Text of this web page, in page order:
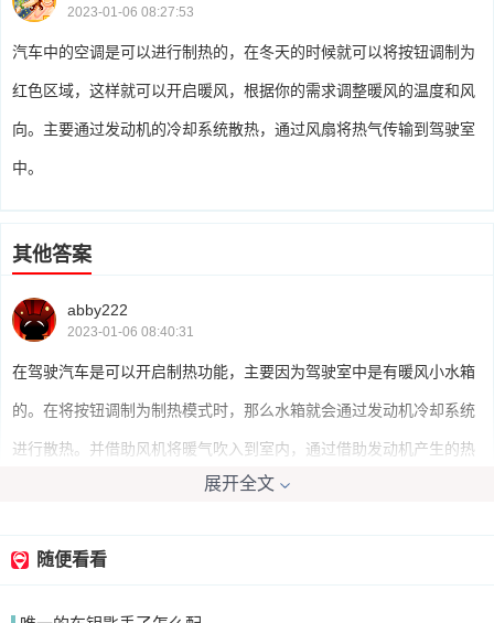
2023-01-06 08:27:53
汽车中的空调是可以进行制热的，在冬天的时候就可以将按钮调制为
红色区域，这样就可以开启暖风，根据你的需求调整暖风的温度和风
向。主要通过发动机的冷却系统散热，通过风扇将热气传输到驾驶室
中。
其他答案
abby222
2023-01-06 08:40:31
在驾驶汽车是可以开启制热功能，主要因为驾驶室中是有暖风小水箱
的。在将按钮调制为制热模式时，那么水箱就会通过发动机冷却系统
进行散热。并借助风机将暖气吹入到室内，通过借助发动机产生的热
我要回答
展开全文
随便看看